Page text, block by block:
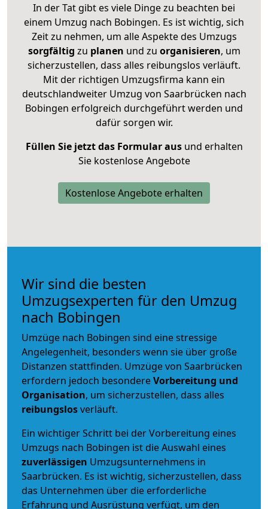
In der Tat gibt es viele Dinge zu beachten bei
einem Umzug nach Bobingen. Es ist wichtig, sich
Zeit zu nehmen, um alle Aspekte des Umzugs
sorgfältig zu planen und zu organisieren, um
sicherzustellen, dass alles reibungslos verläuft.
Mit der richtigen Umzugsfirma kann ein
deutschlandweiter Umzug von Saarbrücken nach
Bobingen erfolgreich durchgeführt werden und
dafür sorgen wir.
Füllen Sie jetzt das Formular ausund erhalten
Sie kostenlose Angebote
Kostenlose Angebote erhalten
Wir sind die besten
Umzugsexperten für den Umzug
nach Bobingen
Umzüge nach Bobingen sind eine stressige
Angelegenheit, besonders wenn sie über große
Distanzen stattfinden. Umzüge von Saarbrücken
erfordern jedoch besondereVorbereitung und
Organisation, um sicherzustellen, dass alles
reibungslosverläuft.
Ein wichtiger Schritt bei der Vorbereitung eines
Umzugs nach Bobingen ist die Auswahl eines
zuverlässigen Umzugsunternehmens in
Saarbrücken. Es ist wichtig, sicherzustellen, dass
das Unternehmen über die erforderliche
Erfahrung und Ausrüstung verfügt, um den